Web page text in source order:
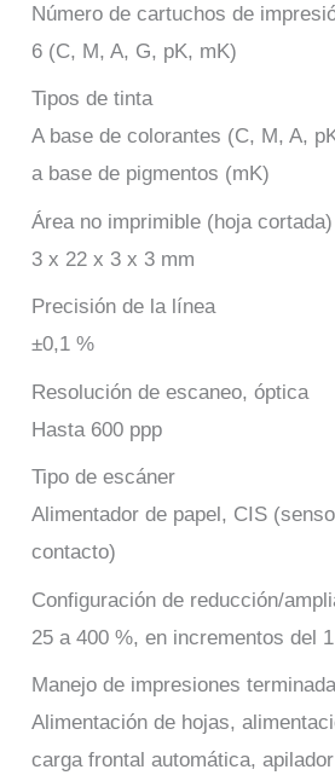
Número de cartuchos de
6 (C, M, A, G, pK, mK)
Tipos de tinta
A base de colorantes (C, M, A,
a base de pigmentos (mK)
Área no imprimible (hoja cortada)
3 x 22 x 3 x 3 mm
Precisión de la línea
±0,1 %
Resolución de escaneo, óptica
Hasta 600 ppp
Tipo de escáner
Alimentador de papel, CIS
contacto)
Configuración de reducción/
25 a 400 %, en incrementos del
Manejo de impresiones
Alimentación de hojas,
carga frontal automática,